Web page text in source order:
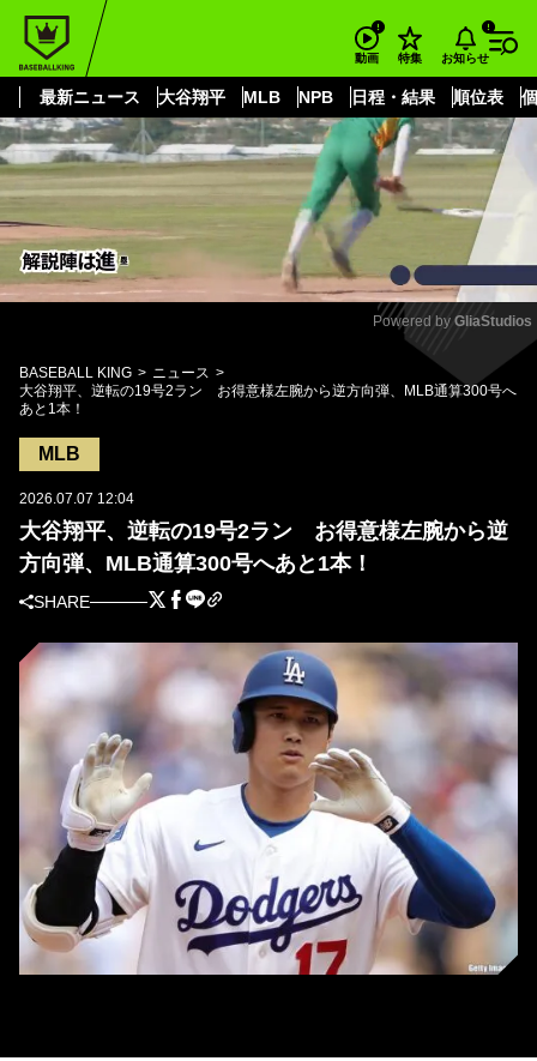
動画 特集 お知らせ
最新ニュース 大谷翔平 MLB NPB 日程・結果 順位表
もっと見る
Mute
Powered by GliaStudios
BASEBALL KING
ニュース
大谷翔平、逆転の19号2ラン お得意様左腕から逆方向弾、MLB通算300号へ
あと1本！
MLB
2026.07.07 12:04
大谷翔平、逆転の19号2ラン お得意様左腕から逆
方向弾、MLB通算300号へあと1本！
SHARE